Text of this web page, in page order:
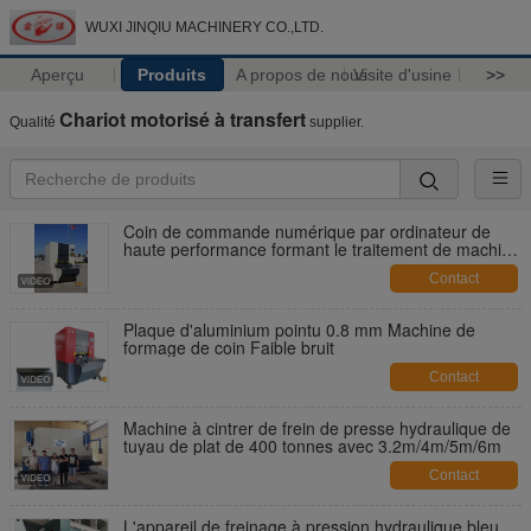
WUXI JINQIU MACHINERY CO.,LTD.
Aperçu Produits A propos de nousVisite d'usine >>
Qualité Chariot motorisé à transfert supplier.
Coin de commande numérique par ordinateur de
haute performance formant le traitement de machine
Contact
Plaque d'aluminium pointu 0.8 mm Machine de
formage de coin Faible bruit
Contact
Machine à cintrer de frein de presse hydraulique de
tuyau de plat de 400 tonnes avec 3.2m/4m/5m/6m
Contact
L'appareil de freinage à pression hydraulique bleu